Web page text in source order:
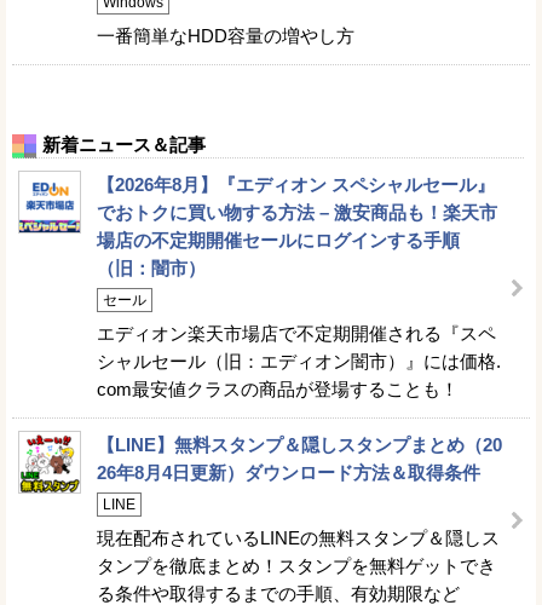
一番簡単なHDD容量の増やし方
新着ニュース＆記事
【2026年8月】『エディオン スペシャルセール』
でおトクに買い物する方法 – 激安商品も！楽天市
場店の不定期開催セールにログインする手順
（旧：闇市）
セール
エディオン楽天市場店で不定期開催される『スペ
シャルセール（旧：エディオン闇市）』には価格.
com最安値クラスの商品が登場することも！
【LINE】無料スタンプ＆隠しスタンプまとめ（20
26年8月4日更新）ダウンロード方法＆取得条件
LINE
現在配布されているLINEの無料スタンプ＆隠しス
タンプを徹底まとめ！スタンプを無料ゲットでき
る条件や取得するまでの手順、有効期限など